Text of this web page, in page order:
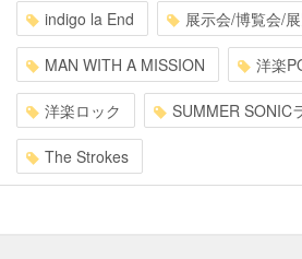
indigo la End 展示会/博覧会/
MAN WITH A MISSION 洋楽
洋楽ロック SUMMER SONIC
The Strokes